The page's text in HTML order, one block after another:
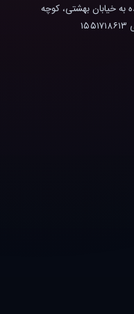
به خیابان بهشتی، کوچه